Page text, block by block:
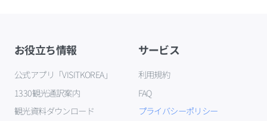
お役立ち情報
公式アプリ「VISITKOREA」
1330観光通訳案内
観光資料ダウンロード
サービス
利用規約
FAQ
プライバシーポリシー